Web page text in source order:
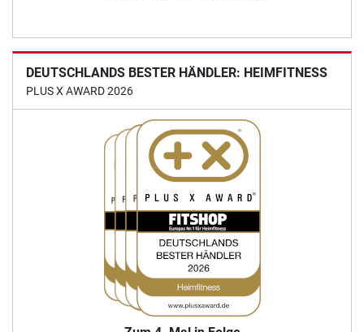
DEUTSCHLANDS BESTER HÄNDLER: HEIMFITNESS
PLUS X AWARD 2026